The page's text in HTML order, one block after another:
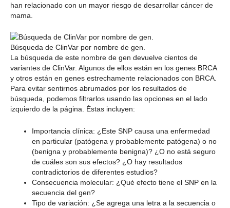
han relacionado con un mayor riesgo de desarrollar cáncer de
mama.
Búsqueda de ClinVar por nombre de gen.
La búsqueda de este nombre de gen devuelve cientos de
variantes de ClinVar. Algunos de ellos están en los genes BRCA
y otros están en genes estrechamente relacionados con BRCA.
Para evitar sentirnos abrumados por los resultados de
búsqueda, podemos filtrarlos usando las opciones en el lado
izquierdo de la página. Éstas incluyen:
Importancia clínica: ¿Este SNP causa una enfermedad
en particular (patógena y probablemente patógena) o no
(benigna y probablemente benigna)? ¿O no está seguro
de cuáles son sus efectos? ¿O hay resultados
contradictorios de diferentes estudios?
Consecuencia molecular: ¿Qué efecto tiene el SNP en la
secuencia del gen?
Tipo de variación: ¿Se agrega una letra a la secuencia o